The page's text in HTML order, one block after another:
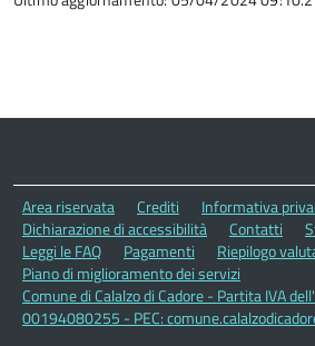
Area riservata Crediti Informativa
Dichiarazione di accessibilità
Contatti
Leggi le FAQ
Pagamenti
Riepilogo
Piano di miglioramento dei servizi
Comune di Calalzo di Cadore - Partita IVA
00194080255 - PEC: